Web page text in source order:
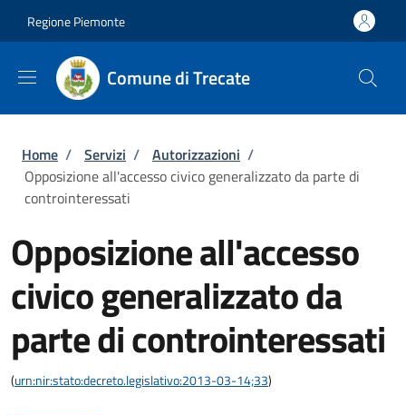
Regione Piemonte
Comune di Trecate
Briciole di pane
Home / Servizi / Autorizzazioni /
Opposizione all'accesso civico generalizzato da parte di
controinteressati
Opposizione all'accesso
civico generalizzato da
parte di controinteressati
(urn:nir:stato:decreto.legislativo:2013-03-14;33)